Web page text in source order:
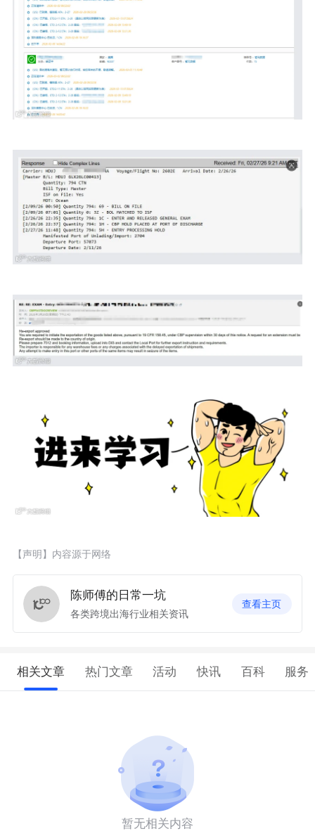
【声明】内容源于网络
陈师傅的日常一坑
各类跨境出海行业相关资讯
查看主页
相关文章 热门文章 活动 快讯 百科 服务
暂无相关内容